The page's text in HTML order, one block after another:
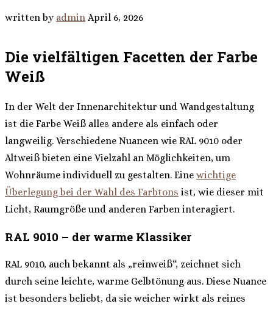
written by admin April 6, 2026
Die vielfältigen Facetten der Farbe
Weiß
In der Welt der Innenarchitektur und Wandgestaltung
ist die Farbe Weiß alles andere als einfach oder
langweilig. Verschiedene Nuancen wie RAL 9010 oder
Altweiß bieten eine Vielzahl an Möglichkeiten, um
Wohnräume individuell zu gestalten. Eine wichtige
Überlegung bei der Wahl des Farbtons ist, wie dieser mit
Licht, Raumgröße und anderen Farben interagiert.
RAL 9010 – der warme Klassiker
RAL 9010, auch bekannt als „reinweiß“, zeichnet sich
durch seine leichte, warme Gelbtönung aus. Diese Nuance
ist besonders beliebt, da sie weicher wirkt als reines